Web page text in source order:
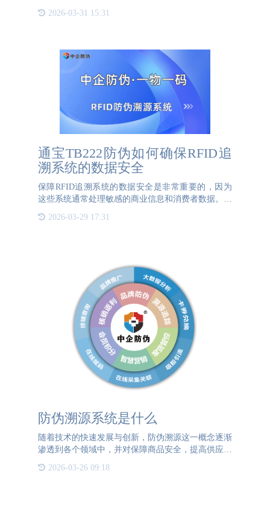
性和可追溯性。 这项技术通过二维码、条形码或其
2026-03-31 15:31
通宝TB222防伪如何确保RFID追
溯系统的数据安全
保障RFID追溯系统的数据安全是非常重要的，因为
这些系统通常处理敏感的商业信息和消费者数据。以
下是一些关键措施来确保RFID追溯系统的数据安
全：1. 加密技术使用强加密算法（如AES、RSA等）
2026-03-29 17:31
防伪溯源系统是什么
随着技术的快速发展与创新，防伪溯源这一概念逐渐
渗透到各个领域中，并对保障商品安全，提高供应链
过应用信息技术手段来确保产品从原材料采集、生产
2026-03-26 09:18